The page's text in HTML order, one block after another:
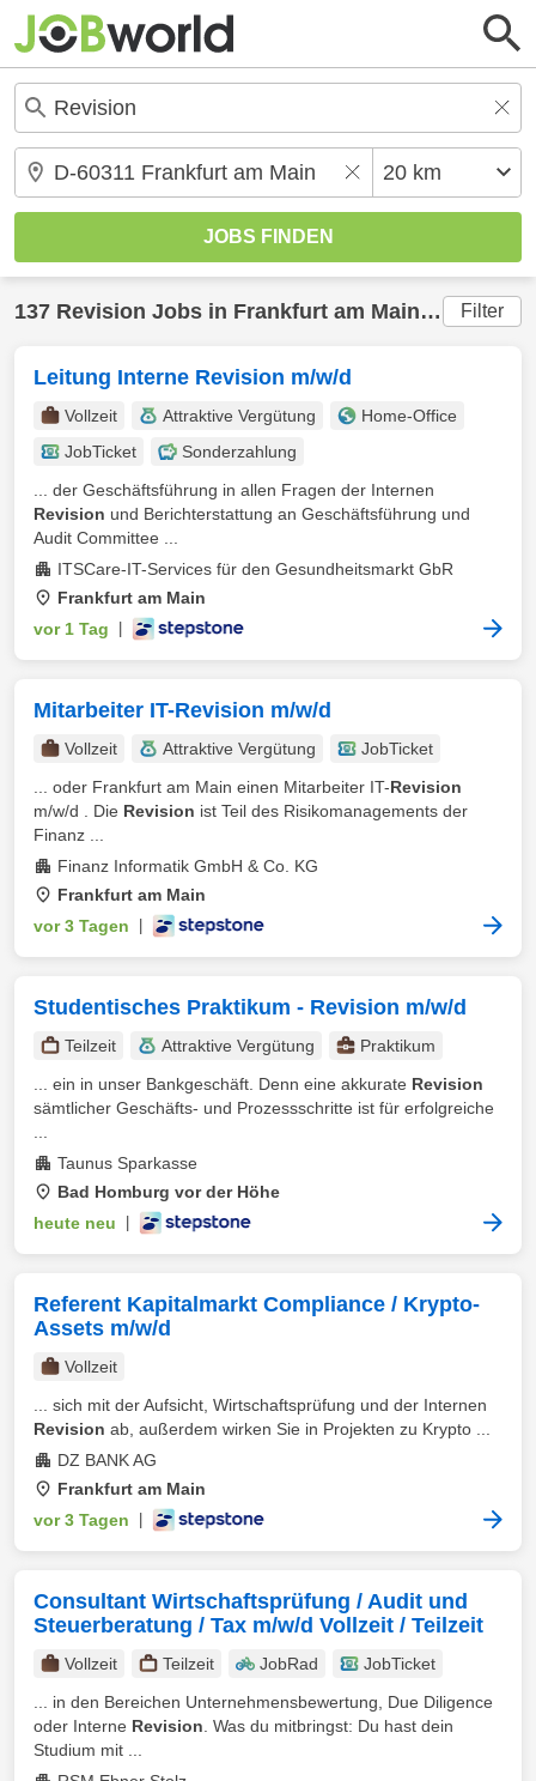
137 Revision Jobs in Frankfurt am Main(20 km)
Filter
Leitung Interne Revision m/w/d
Vollzeit Attraktive Vergütung
Home-Office
JobTicket
Sonderzahlung
... der Geschäftsführung in allen Fragen der Internen
Revision und Berichterstattung an Geschäftsführung und
Audit Committee ...
ITSCare-IT-Services für den Gesundheitsmarkt GbR
Frankfurt am Main
vor 1 Tag
Mitarbeiter IT-Revision m/w/d
Vollzeit Attraktive Vergütung
JobTicket
... oder Frankfurt am Main einen Mitarbeiter IT-Revision
m/w/d . Die Revision ist Teil des Risikomanagements der
Finanz ...
Finanz Informatik GmbH & Co. KG
Frankfurt am Main
vor 3 Tagen
Studentisches Praktikum - Revision m/w/d
Teilzeit Attraktive Vergütung
Praktikum
... ein in unser Bankgeschäft. Denn eine akkurate Revision
sämtlicher Geschäfts- und Prozessschritte ist für erfolgreiche
Taunus Sparkasse
Bad Homburg vor der Höhe
heute neu
Referent Kapitalmarkt Compliance / Krypto-
Assets m/w/d
Vollzeit
... sich mit der Aufsicht, Wirtschaftsprüfung und der Internen
Revision ab, außerdem wirken Sie in Projekten zu Krypto ...
DZ BANK AG
Frankfurt am Main
vor 3 Tagen
Consultant Wirtschaftsprüfung / Audit und
Steuerberatung / Tax m/w/d Vollzeit / Teilzeit
Vollzeit Teilzeit JobRad
JobTicket
... in den Bereichen Unternehmensbewertung, Due Diligence
oder Interne Revision . Was du mitbringst: Du hast dein
Studium mit ...